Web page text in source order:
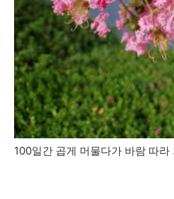
100일간 곱게 머물다가 바람 따라